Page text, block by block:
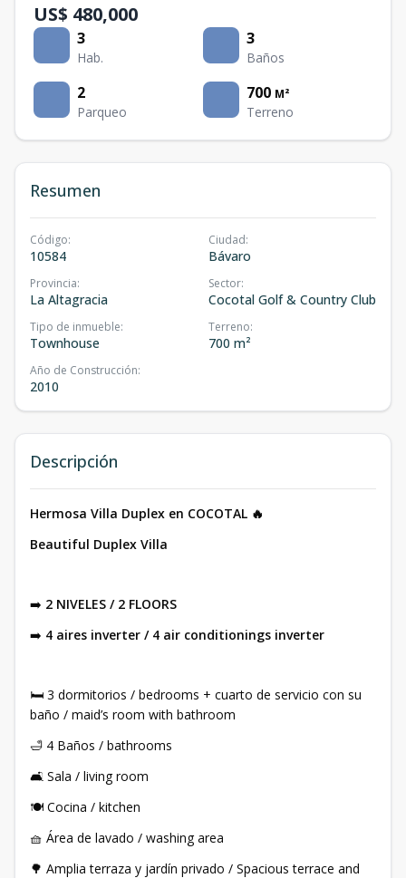
US$ 480,000
3
Hab.
3
Baños
2
Parqueo
700 M²
Terreno
Resumen
Código:
10584
Ciudad:
Bávaro
Provincia:
La Altagracia
Sector:
Cocotal Golf & Country Club
Tipo de inmueble:
Townhouse
Terreno:
700 m²
Año de Construcción:
2010
Descripción
Hermosa Villa Duplex en COCOTAL 🔥
Beautiful Duplex Villa
➡️ 2 NIVELES / 2 FLOORS
➡️ 4 aires inverter / 4 air conditionings inverter
🛏️ 3 dormitorios / bedrooms + cuarto de servicio con su
baño / maid’s room with bathroom
🛁 4 Baños / bathrooms
🛋️ Sala / living room
🍽️ Cocina / kitchen
🧺 Área de lavado / washing area
🌳 Amplia terraza y jardín privado / Spacious terrace and